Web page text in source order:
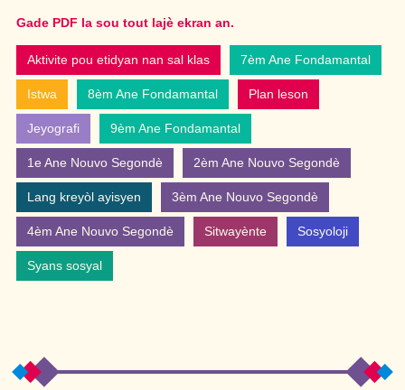
Gade PDF la sou tout lajè ekran an.
Aktivite pou etidyan nan sal klas 7èm Ane Fondamantal
Istwa 8èm Ane Fondamantal Plan leson
Jeyografi 9èm Ane Fondamantal
1e Ane Nouvo Segondè 2èm Ane Nouvo Segondè
Lang kreyòl ayisyen 3èm Ane Nouvo Segondè
4èm Ane Nouvo Segondè Sitwayènte Sosyoloji
Syans sosyal